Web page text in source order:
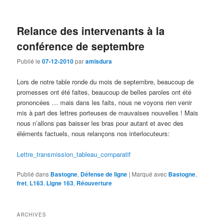
Relance des intervenants à la
conférence de septembre
Publié le07-12-2010paramisdura
Lors de notre table ronde du mois de septembre, beaucoup de
promesses ont été faites, beaucoup de belles paroles ont été
prononcées … mais dans les faits, nous ne voyons rien venir
mis à part des lettres porteuses de mauvaises nouvelles ! Mais
nous n’allons pas baisser les bras pour autant et avec des
éléments factuels, nous relançons nos interlocuteurs:
Lettre_transmission_tableau_comparatif
Publié dans Bastogne, Défense de ligne | Marqué avec Bastogne,
fret, L163, Ligne 163, Réouverture
ARCHIVES